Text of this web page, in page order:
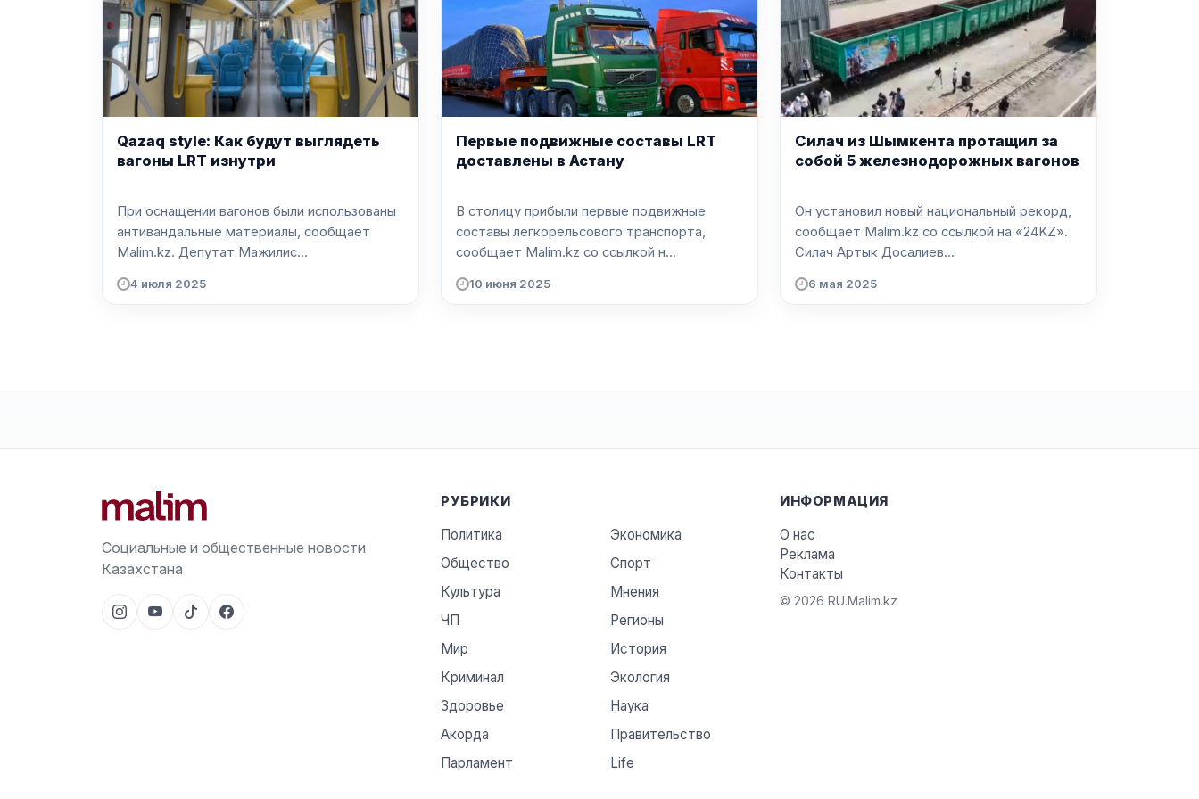
Qazaq style: Как будут выглядеть
вагоны LRT изнутри
При оснащении вагонов были использованы
антивандальные материалы, сообщает
Malim.kz. Депутат Мажилис...
4 июля 2025
Первые подвижные составы LRT
доставлены в Астану
В столицу прибыли первые подвижные
составы легкорельсового транспорта,
сообщает Malim.kz со ссылкой н...
10 июня 2025
Силач из Шымкента протащил за
собой 5 железнодорожных вагонов
Он установил новый национальный рекорд,
сообщает Malim.kz со ссылкой на «24KZ».
Силач Артык Досалиев...
6 мая 2025
Социальные и общественные новости
Казахстана
РУБРИКИ
Политика
Экономика
Общество
Спорт
Культура
Мнения
ЧП
Регионы
Мир
История
Криминал
Экология
Здоровье
Наука
Акорда
Правительство
Парламент
Life
ИНФОРМАЦИЯ
О нас
Реклама
Контакты
© 2026 RU.Malim.kz